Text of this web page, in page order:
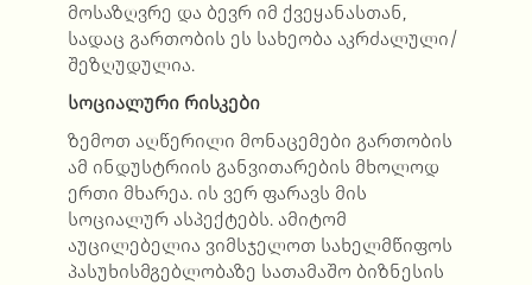
მოსაზღვრე და ბევრ იმ ქვეყანასთან,
სადაც გართობის ეს სახეობა აკრძალული/
შეზღუდულია.
სოციალური რისკები
ზემოთ აღწერილი მონაცემები გართობის
ამ ინდუსტრიის განვითარების მხოლოდ
ერთი მხარეა. ის ვერ ფარავს მის
სოციალურ ასპექტებს. ამიტომ
აუცილებელია ვიმსჯელოთ სახელმწიფოს
პასუხისმგებლობაზე სათამაშო ბიზნესის